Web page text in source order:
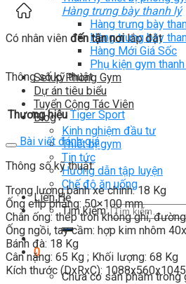
Hàng trưng bày thanh lý
Hàng trưng bày
Hàng trưng bày
Hàng Mới Giá Sốc
Phụ kiện gym
Setup Phòng Gym
Dự án tiêu biểu
Tuyển Cộng Tác Viên
Blog
Kinh nghiệm đầu tư
Thiết bị gym
Tin tức
Hướng dẫn tập luyện
Chế độ ăn uống
Liên Hệ
Tìm kiếm:
0
Chưa có sản phẩm trong
Có nhân viên đến tận nơilắp đặt
Thông số kỹ thuật
Thương hiệu Tiger Sport
Bài viết đánh giá
Thông số kỹ thuật:
Trọng lượng bánh xe chính: 18 Kg
Ống elip phẳng: 50×100 mm
Chân ống: thép tròn không ghỉ,
Ống ngồi, tay cầm: hợp kim nhôm
Bánh đà: 18 Kg
Cân nặng: 65 Kg ; Khối lượng: 68 Kg
Kích thước (DxRxC):